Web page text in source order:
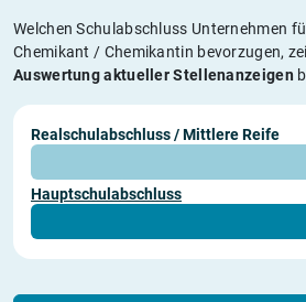
Welchen Schulabschluss Unternehmen
Chemikant / Chemikantin bevorzugen,
Auswertung aktueller Stellenanzeigen
Realschulabschluss / Mittlere Reife
Hauptschulabschluss